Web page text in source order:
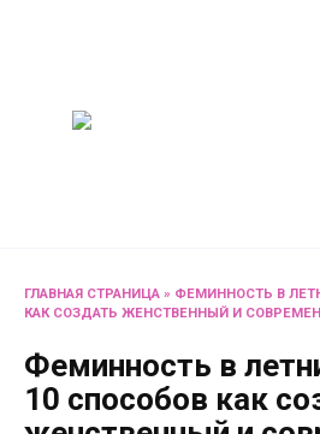
ГЛАВНАЯ СТРАНИЦА » ФЕМИННОСТЬ В
КАК СОЗДАТЬ ЖЕНСТВЕННЫЙ И
Феминность в
10 способов как